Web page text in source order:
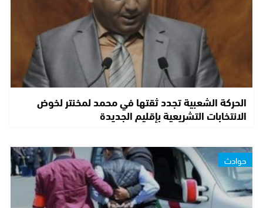
الحركة الشعبية تجدد ثقتها في محمد لمخنتر لخوض
الانتخابات التشريعية بإقليم الجديدة
حوادث